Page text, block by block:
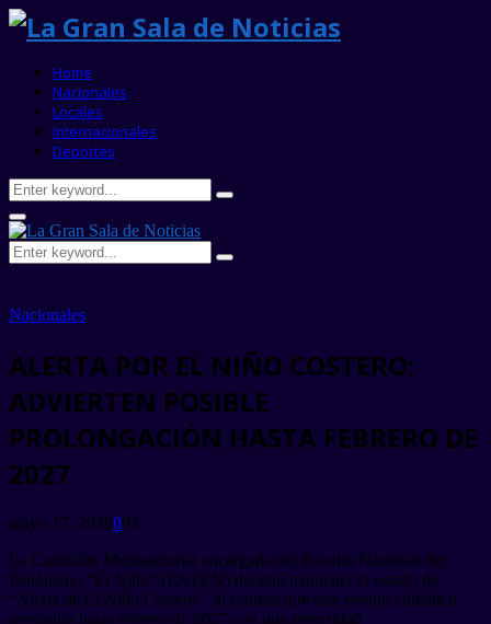
Home
Nacionales
Locales
Internacionales
Deportes
Search
for:
Search
Primary
Menu
Search
for:
Search
Nacionales
ALERTA POR EL NIÑO COSTERO:
ADVIERTEN POSIBLE
PROLONGACIÓN HASTA FEBRERO DE
2027
mayo 17, 2026092
La Comisión Multisectorial encargada del Estudio Nacional del
Fenómeno “El Niño” (ENFEN) decidió mantener el estado de
“Alerta de El Niño Costero”, al estimar que este evento climático
persistiría hasta febrero de 2027 con una intensidad